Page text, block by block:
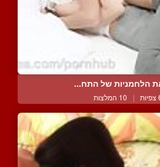
הלחמניות של התח...
| 10 המלצות